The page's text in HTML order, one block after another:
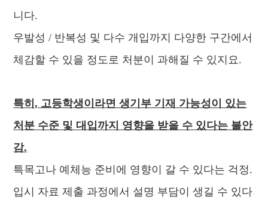
니다.
우발성 / 반복성 및 다수 개입까지 다양한 구간에서
체감할 수 있을 정도로 처분이 과해질 수 있지요.
특히, 고등학생이라면 생기부 기재 가능성이 있는
처분 수준 및 대입까지 영향을 받을 수 있다는 불안
감.
특목고나 예체능 준비에 영향이 갈 수 있다는 걱정.
입시 자료 제출 과정에서 설명 부담이 생길 수 있다